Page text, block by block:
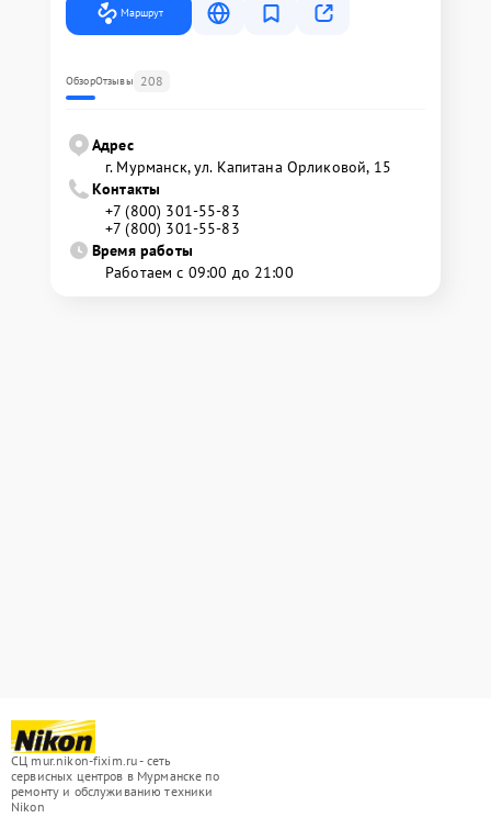
Маршрут
ОбзорОтзывы 208
Адрес
г. Мурманск, ул. Капитана Орликовой, 15
Контакты
+7 (800) 301-55-83
+7 (800) 301-55-83
Время работы
Работаем с 09:00 до 21:00
СЦ mur.nikon-fixim.ru - сеть
сервисных центров в Мурманске по
ремонту и обслуживанию техники
Nikon